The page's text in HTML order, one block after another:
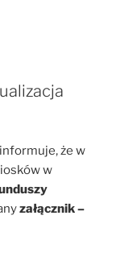
że w
w
załącznik –